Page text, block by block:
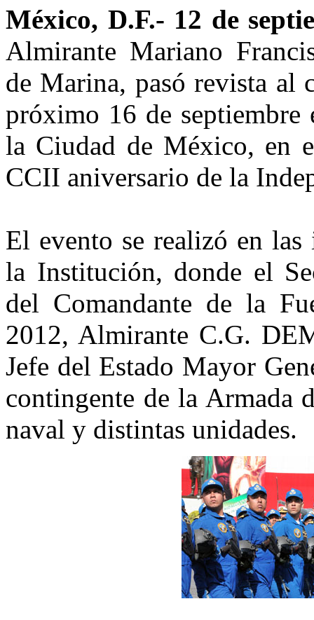
México, D.F.- 12 de
Almirante Mariano
de Marina, pasó revista al
próximo 16 de
la Ciudad de México, en
CCII aniversario de la
El evento se realizó en
la Institución, donde el
del Comandante de la
2012, Almirante C.G.
Jefe del Estado Mayor
contingente de la Armada
naval y distintas unidades.